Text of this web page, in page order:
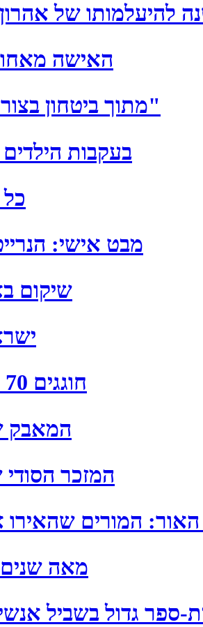
להיעלמותו של
האישה
"מתוך ביטחון בצור ישראל"
בעקבות
מבט אישי:
שיקום
חוגגים 70 לקיבוצים
המאבק
המזכר
האור: המורים
מאה שנים
ספר גדול בשביל